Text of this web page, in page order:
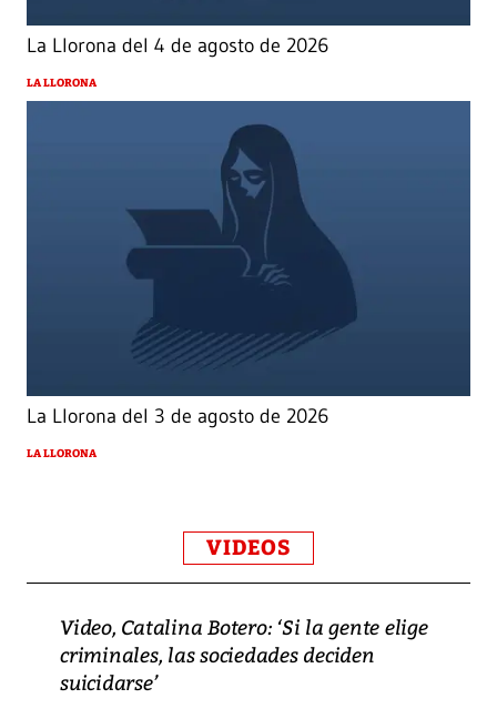
La Llorona del 4 de agosto de 2026
LA LLORONA
La Llorona del 3 de agosto de 2026
LA LLORONA
VIDEOS
Video, Catalina Botero: ‘Si la gente elige
criminales, las sociedades deciden
suicidarse’